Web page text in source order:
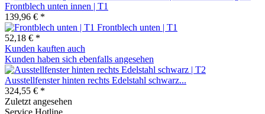
Frontblech unten innen | T1
139,96 € *
Frontblech unten | T1
52,18 € *
Kunden kauften auch
Kunden haben sich ebenfalls angesehen
Ausstellfenster hinten rechts Edelstahl schwarz...
324,55 € *
Zuletzt angesehen
Service Hotline